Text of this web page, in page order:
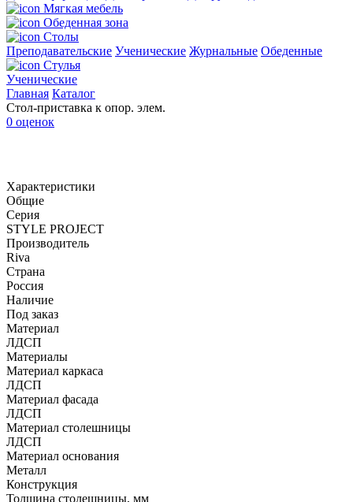
Мягкая мебель
Обеденная зона
Столы
Преподавательские Ученические Журнальные Обеденные
Стулья
Ученические
Главная Каталог
Стол-приставка к опор. элем.
0 оценок
Характеристики
Общие
Серия
STYLE PROJECT
Производитель
Riva
Страна
Россия
Наличие
Под заказ
Материал
ЛДСП
Материалы
Материал каркаса
ЛДСП
Материал фасада
ЛДСП
Материал столешницы
ЛДСП
Материал основания
Металл
Конструкция
Толщина столешницы, мм